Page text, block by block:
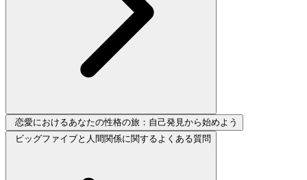
恋愛におけるあなたの性格の旅：自己発見から始めよう
ビッグファイブと人間関係に関するよくある質問